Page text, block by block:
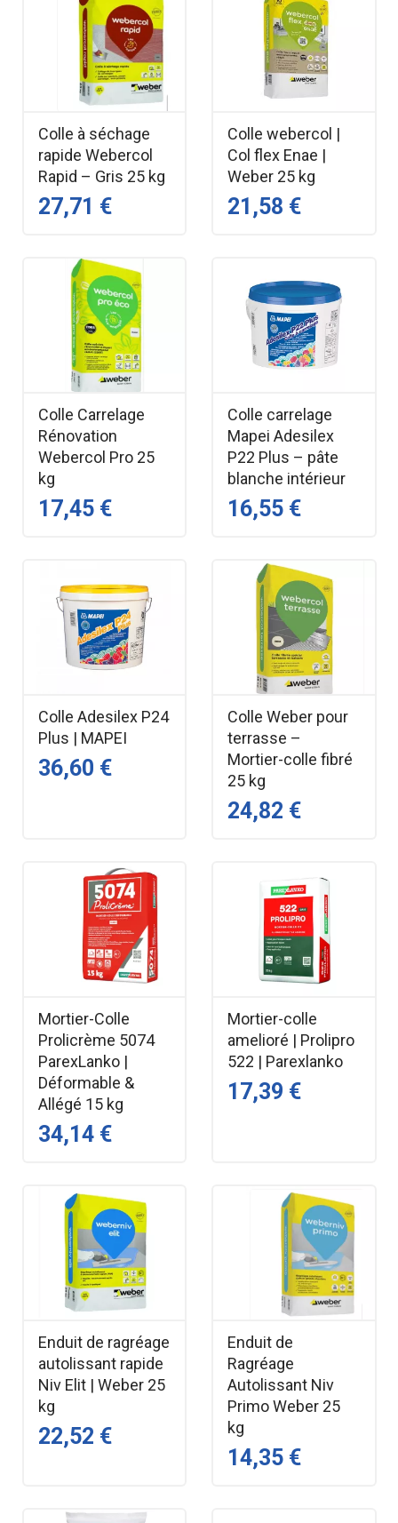
Colle à séchage
rapide Webercol
Rapid – Gris 25 kg
27,71 €
Colle webercol |
Col flex Enae |
Weber 25 kg
21,58 €
Colle Carrelage
Rénovation
Webercol Pro 25
kg
17,45 €
Colle carrelage
Mapei Adesilex
P22 Plus – pâte
blanche intérieur
16,55 €
Colle Adesilex P24
Plus | MAPEI
36,60 €
Colle Weber pour
terrasse –
Mortier-colle fibré
25 kg
24,82 €
Mortier-Colle
Prolicrème 5074
ParexLanko |
Déformable &
Allégé 15 kg
34,14 €
Mortier-colle
amelioré | Prolipro
522 | Parexlanko
17,39 €
Enduit de ragréage
autolissant rapide
Niv Elit | Weber 25
kg
22,52 €
Enduit de
Ragréage
Autolissant Niv
Primo Weber 25
kg
14,35 €